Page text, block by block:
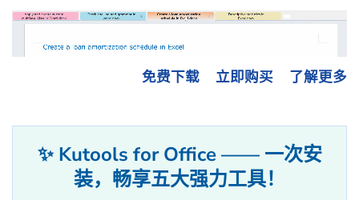
免费下载 立即购买 了解更多
✨ Kutools for Office —— 一次安
装，畅享五大强力工具！